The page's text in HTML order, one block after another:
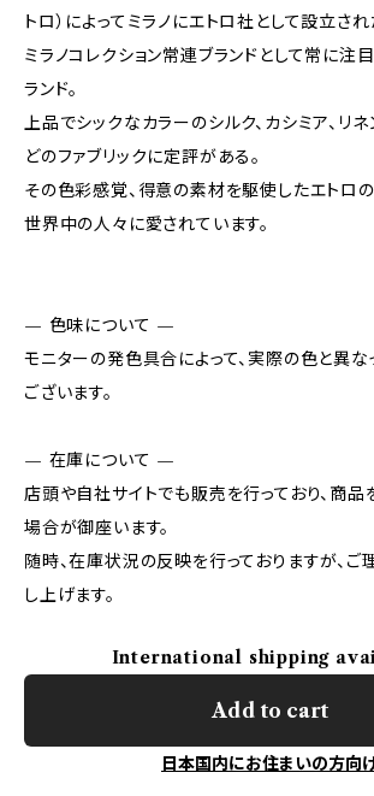
トロ）によってミラノにエトロ社として設立され
ミラノコレクション常連ブランドとして常に注
ランド。
上品でシックなカラーのシルク、カシミア、リネ
どのファブリックに定評がある。
その色彩感覚、得意の素材を駆使したエトロの
世界中の人々に愛されています。
— 色味について —
モニターの発色具合によって、実際の色と異
ございます。
— 在庫について —
店頭や自社サイトでも販売を行っており、商品
場合が御座います。
随時、在庫状況の反映を行っておりますが、ご
し上げます。
International shipping
Add to cart
日本国内にお住まいの方向